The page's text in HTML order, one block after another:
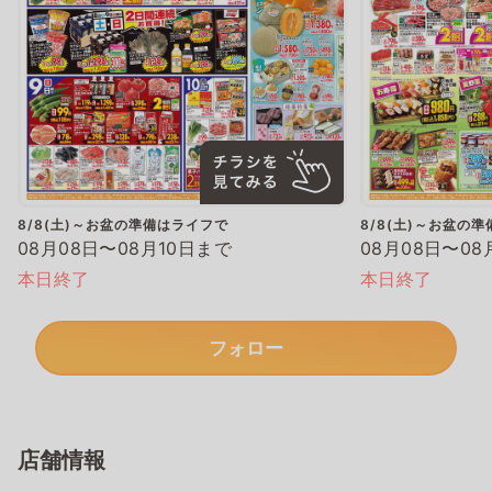
8/8(土)～お盆の準備はライフで
08月08日〜08月10日まで
本日終了
8/8(土)～お盆の準
08月08日〜08
本日終了
フォロー
店舗情報